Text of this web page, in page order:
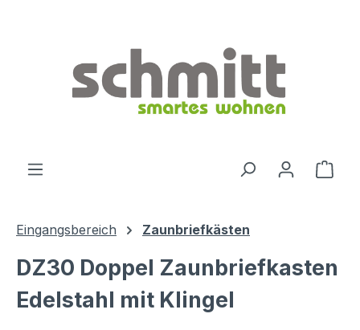
Eingangsbereich Zaunbriefkästen
DZ30 Doppel Zaunbriefkasten
Edelstahl mit Klingel